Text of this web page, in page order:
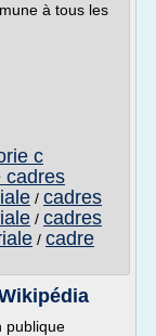
à tous les
c
cadres
/ cadres
/ cadres
/ cadre
publique